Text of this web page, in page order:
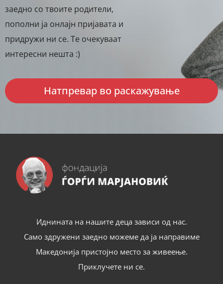
заедно со твоите родители,
пополни ја онлајн пријавата и
придружи ни се. Те очекуваат
интересни нешта :)
Натпревар во раскажување
Иднината на нашите деца зависи од нас.
Само здружени заедно можеме да ја направиме
Македонија пристојно место за живеење.
Приклучете ни се.